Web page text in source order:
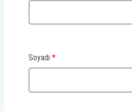
Soyadı *